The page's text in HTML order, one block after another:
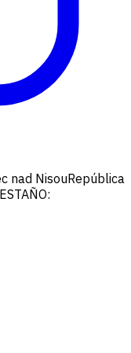
nad NisouRepública
ESTAÑO: